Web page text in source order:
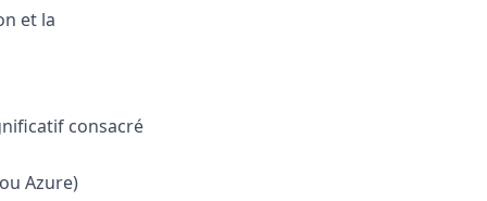
et la
consacré
Azure)